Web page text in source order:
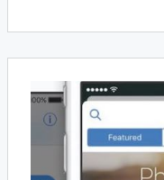
케
터